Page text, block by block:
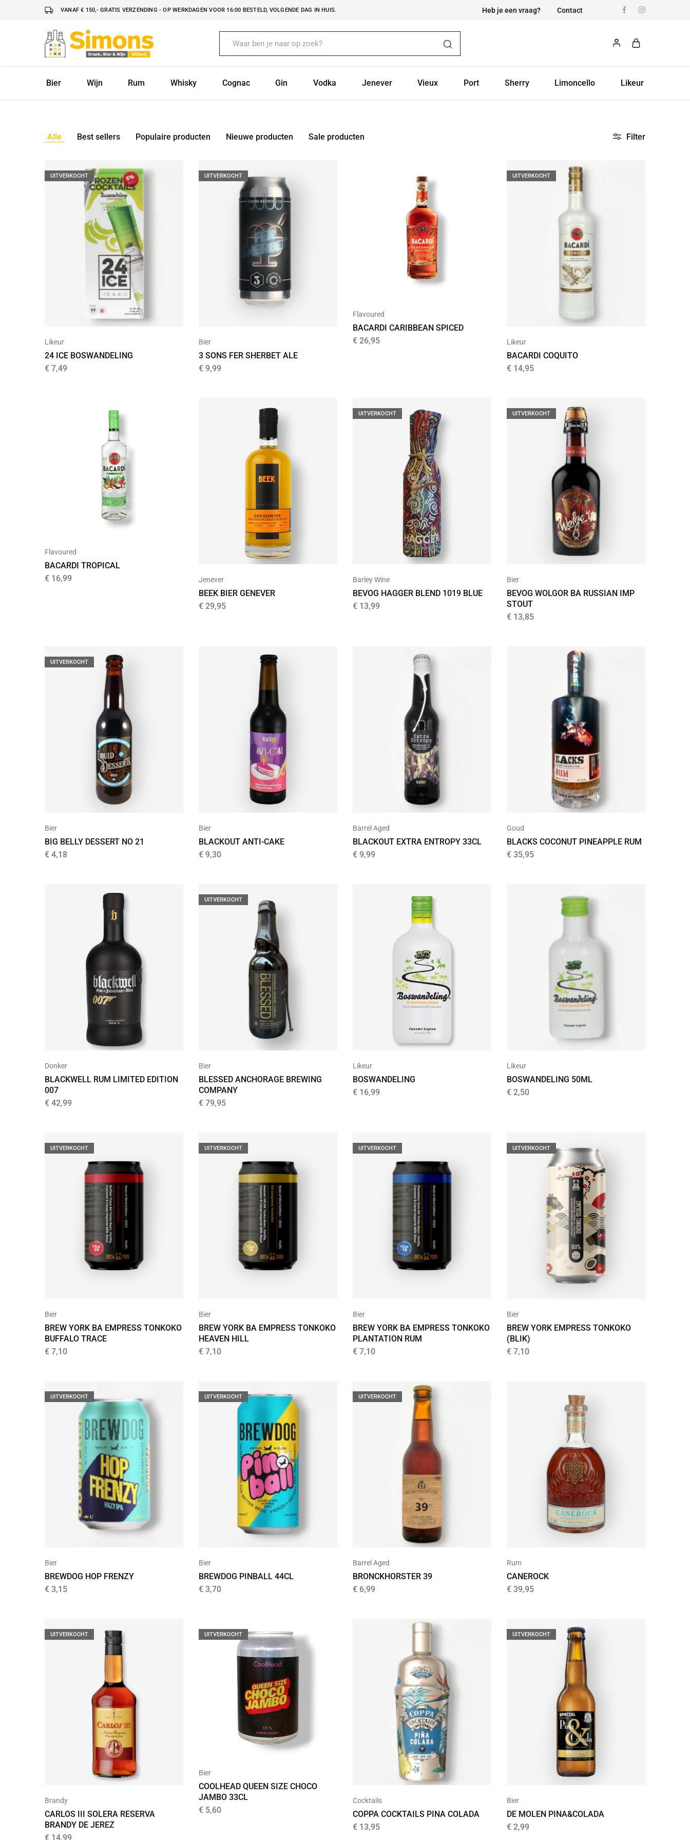
VANAF € 150,- GRATIS VERZENDING - OP WERKDAGEN VOOR 16:00 BESTELD, VOLGENDE DAG IN HUIS. Heb je een vraag? Contact
Simonsdrank.nl
Drank,
Bier
Bier
Wijn Rum Whisky Cognac Gin Vodka Jenever Vieux Port Sherry Limoncello Likeur
Alle Best sellers Populaire producten Nieuwe producten Sale producten Filter
UITVERKOCHT
Likeur
24 ICE BOSWANDELING
€ 7,49
UITVERKOCHT
Bier
3 SONS FER SHERBET ALE
€ 9,99
Flavoured
BACARDI CARIBBEAN SPICED
€ 26,95
UITVERKOCHT
Likeur
BACARDI COQUITO
€ 14,95
Flavoured
BACARDI TROPICAL
€ 16,99 Jenever
BEEK BIER GENEVER
€ 29,95
UITVERKOCHT
Barley Wine
BEVOG HAGGER BLEND 1019 BLUE
€ 13,99
UITVERKOCHT
Bier
BEVOG WOLGOR BA RUSSIAN IMP
STOUT
€ 13,85
UITVERKOCHT
Bier
BIG BELLY DESSERT NO 21
€ 4,18
Bier
BLACKOUT ANTI-CAKE
€ 9,30
Barrel Aged
BLACKOUT EXTRA ENTROPY 33CL
€ 9,99
Goud
BLACKS COCONUT PINEAPPLE RUM
€ 35,95
Donker
BLACKWELL RUM LIMITED EDITION
007
€ 42,99
UITVERKOCHT
Bier
BLESSED ANCHORAGE BREWING
COMPANY
€ 79,95
Likeur
BOSWANDELING
€ 16,99
Likeur
BOSWANDELING 50ML
€ 2,50
UITVERKOCHT
Bier
BREW YORK BA EMPRESS TONKOKO
BUFFALO TRACE
€ 7,10
UITVERKOCHT
Bier
BREW YORK BA EMPRESS TONKOKO
HEAVEN HILL
€ 7,10
UITVERKOCHT
Bier
BREW YORK BA EMPRESS TONKOKO
PLANTATION RUM
€ 7,10
UITVERKOCHT
Bier
BREW YORK EMPRESS TONKOKO
(BLIK)
€ 7,10
UITVERKOCHT
Bier
BREWDOG HOP FRENZY
€ 3,15
UITVERKOCHT
Bier
BREWDOG PINBALL 44CL
€ 3,70
UITVERKOCHT
Barrel Aged
BRONCKHORSTER 39
€ 6,99
Rum
CANEROCK
€ 39,95
UITVERKOCHT
Brandy
CARLOS III SOLERA RESERVA
BRANDY DE JEREZ
€ 14,99
UITVERKOCHT
Bier
COOLHEAD QUEEN SIZE CHOCO
JAMBO 33CL
€ 5,60
Cocktails
COPPA COCKTAILS PINA COLADA
€ 13,95
UITVERKOCHT
Bier
DE MOLEN PINA&COLADA
€ 2,99